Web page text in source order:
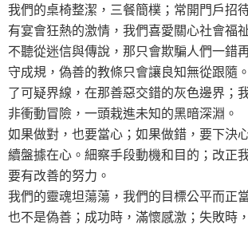
我們的桌椅整潔，三餐簡樸；常開門戶招
有宴會狂熱的激情，我們喜愛關心社會福
不聽從迷信與傳說，那只會欺騙人們一錯
守成規，偽善的教條只會讓良知無從跟隨
了可疑界線，在那善惡交錯的灰色邊界；
非衝動冒險，一頭栽進未知的黑暗深淵。
如果做對，也要當心；如果做錯，要下決
續盤據在心。細察手段動機和目的；改正
要有改善的努力。
我們的靈魂坦蕩蕩，我們的目標公平而正
也不是偽善；成功時，滿懷感激；失敗時